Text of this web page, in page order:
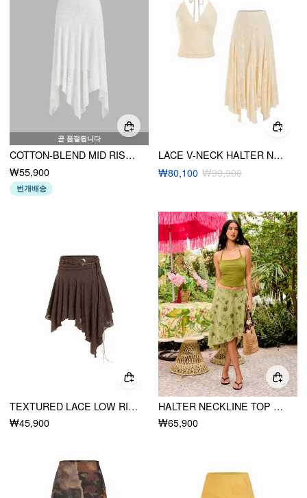
곧 품절됩니다
COTTON-BLEND MID RISE FLORAL ASYMMETRICAL HEM MIDI SKIRT
₩55,900
번개배송
LACE V-NECK HALTER NECK TOP & ASYMMETRICAL RUFFLE MIDI SKIRT SET
₩80,100 ₩99,900
TEXTURED LACE LOW RISE ASYMMETRICAL HEM FLARED MIDI SKIRT WITH BELT
₩45,900
HALTER NECKLINE TOP & FLORAL FLARED MIDI SKIRT SET
₩65,900